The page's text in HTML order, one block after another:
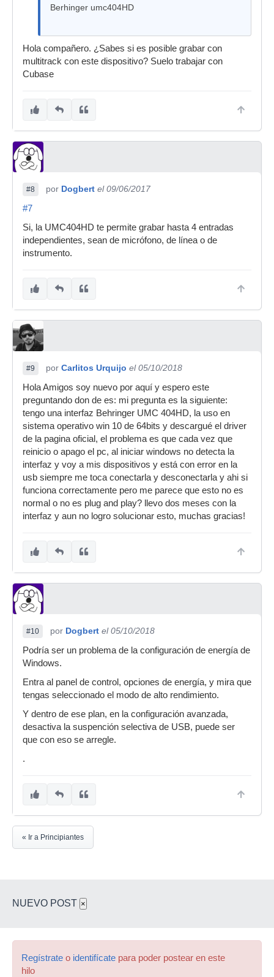
Berhinger umc404HD
Hola compañero. ¿Sabes si es posible grabar con
multitrack con este dispositivo? Suelo trabajar con
Cubase
#8 por Dogbert el 09/06/2017
#7
Si, la UMC404HD te permite grabar hasta 4 entradas
independientes, sean de micrófono, de línea o de
instrumento.
#9 por Carlitos Urquijo el 05/10/2018
Hola Amigos soy nuevo por aquí y espero este
preguntando don de es: mi pregunta es la siguiente:
tengo una interfaz Behringer UMC 404HD, la uso en
sistema operativo win 10 de 64bits y descargué el driver
de la pagina oficial, el problema es que cada vez que
reinicio o apago el pc, al iniciar windows no detecta la
interfaz y voy a mis dispositivos y está con error en la
usb siempre me toca conectarla y desconectarla y ahi si
funciona correctamente pero me parece que esto no es
normal o no es plug and play? llevo dos meses con la
interfaz y aun no logro solucionar esto, muchas gracias!
#10 por Dogbert el 05/10/2018
Podría ser un problema de la configuración de energía de
Windows.
Entra al panel de control, opciones de energía, y mira que
tengas seleccionado el modo de alto rendimiento.
Y dentro de ese plan, en la configuración avanzada,
desactiva la suspención selectiva de USB, puede ser
que con eso se arregle.
.
« Ir a Principiantes
NUEVO POST ×
Regístrate o identifícate para poder postear en este
hilo